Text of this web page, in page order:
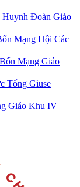
Đoàn Giáo
Mạng Hội Các
Mạng Giáo
Tổng Giuse
Giáo Khu IV